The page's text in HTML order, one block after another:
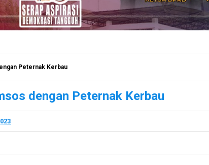
Peternak Kerbau
dengan Peternak Kerbau